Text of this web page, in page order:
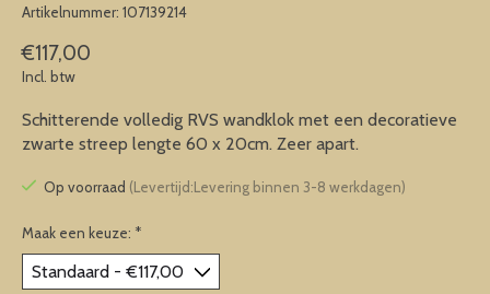
Artikelnummer: 107139214
€117,00
Incl. btw
Schitterende volledig RVS wandklok met een decoratieve
zwarte streep lengte 60 x 20cm. Zeer apart.
Op voorraad (Levertijd:Levering binnen 3-8 werkdagen)
Maak een keuze: *